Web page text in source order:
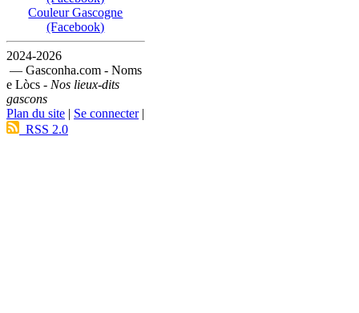
Couleur Gascogne
(Facebook)
2024-2026
— Gasconha.com - Noms
e Lòcs - Nos lieux-dits
gascons
Plan du site | Se connecter|
RSS 2.0